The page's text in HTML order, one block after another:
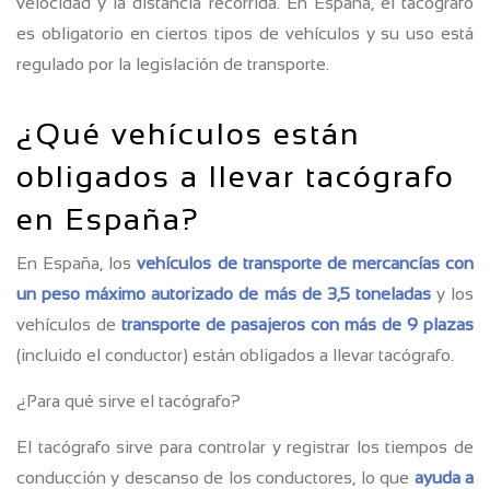
es obligatorio en ciertos tipos de vehículos y su uso está
regulado por la legislación de transporte.
¿Qué vehículos están
obligados a llevar tacógrafo
en España?
En España, losvehículos de transporte de mercancías con
un peso máximo autorizado de más de 3,5 toneladasy los
vehículos de transporte de pasajeros con más de 9 plazas
(incluido el conductor) están obligados a llevar tacógrafo.
¿Para qué sirve el tacógrafo?
El tacógrafo sirve para controlar y registrar los tiempos de
conducción y descanso de los conductores, lo que ayuda a